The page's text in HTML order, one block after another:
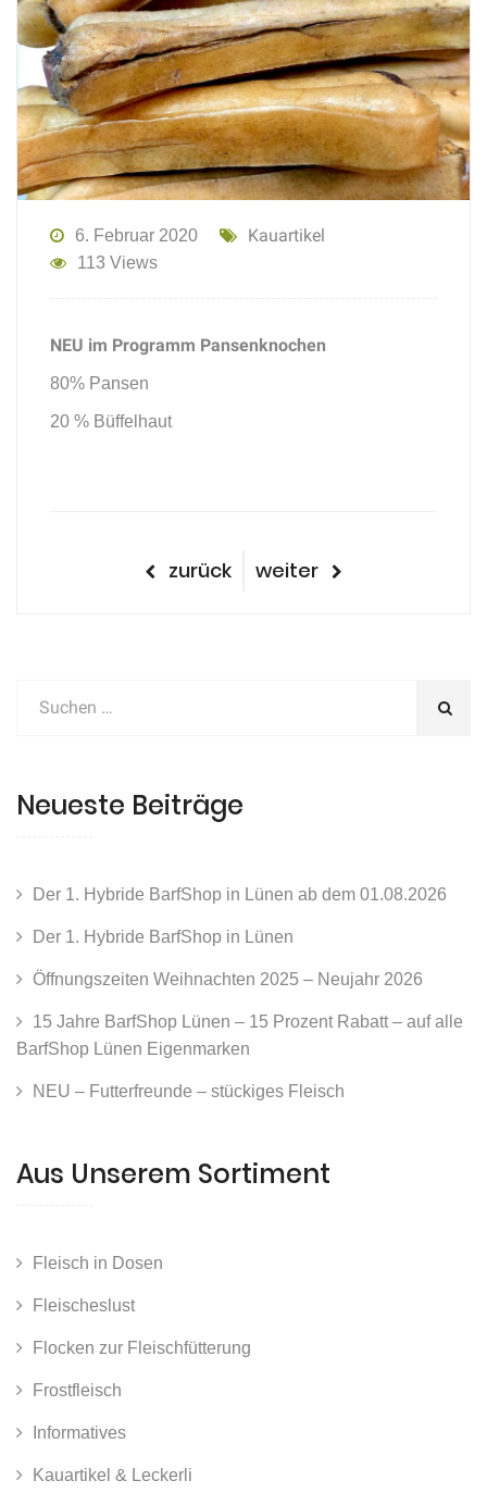
6. Februar 2020 Kauartikel
113 Views
NEU im Programm Pansenknochen
80% Pansen
20 % Büffelhaut
Beitragsnavigation
vorheriger
zurück
nächster
weiter
Neueste Beiträge
Der 1. Hybride BarfShop in Lünen ab dem 01.08.2026
Der 1. Hybride BarfShop in Lünen
Öffnungszeiten Weihnachten 2025 – Neujahr 2026
15 Jahre BarfShop Lünen – 15 Prozent Rabatt – auf alle
BarfShop Lünen Eigenmarken
NEU – Futterfreunde – stückiges Fleisch
Aus Unserem Sortiment
Fleisch in Dosen
Fleischeslust
Flocken zur Fleischfütterung
Frostfleisch
Informatives
Kauartikel & Leckerli